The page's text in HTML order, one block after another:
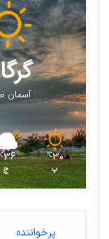
آسمان
30
℃
پ
36
ج
پرخواننده